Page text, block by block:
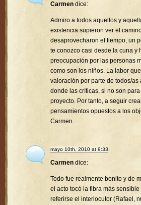
Carmen dice:
Admiro a todos aquellos y
existencia supieron ver el
desaprovecharon el tiempo, un
te conozco casi desde la cuna y
preocupación por las personas
como son los niños. La labor
valoración por parte de todos/
donde las críticas, si no son
proyecto. Por tanto, a seguir
pensamientos opuestos a los
Carmen.
mayo 10th, 2010 at 9:33
Carmen dice:
Todo fue realmente bonito y de
el acto tocó la fibra más
referirse el interlocutor (Rafael,